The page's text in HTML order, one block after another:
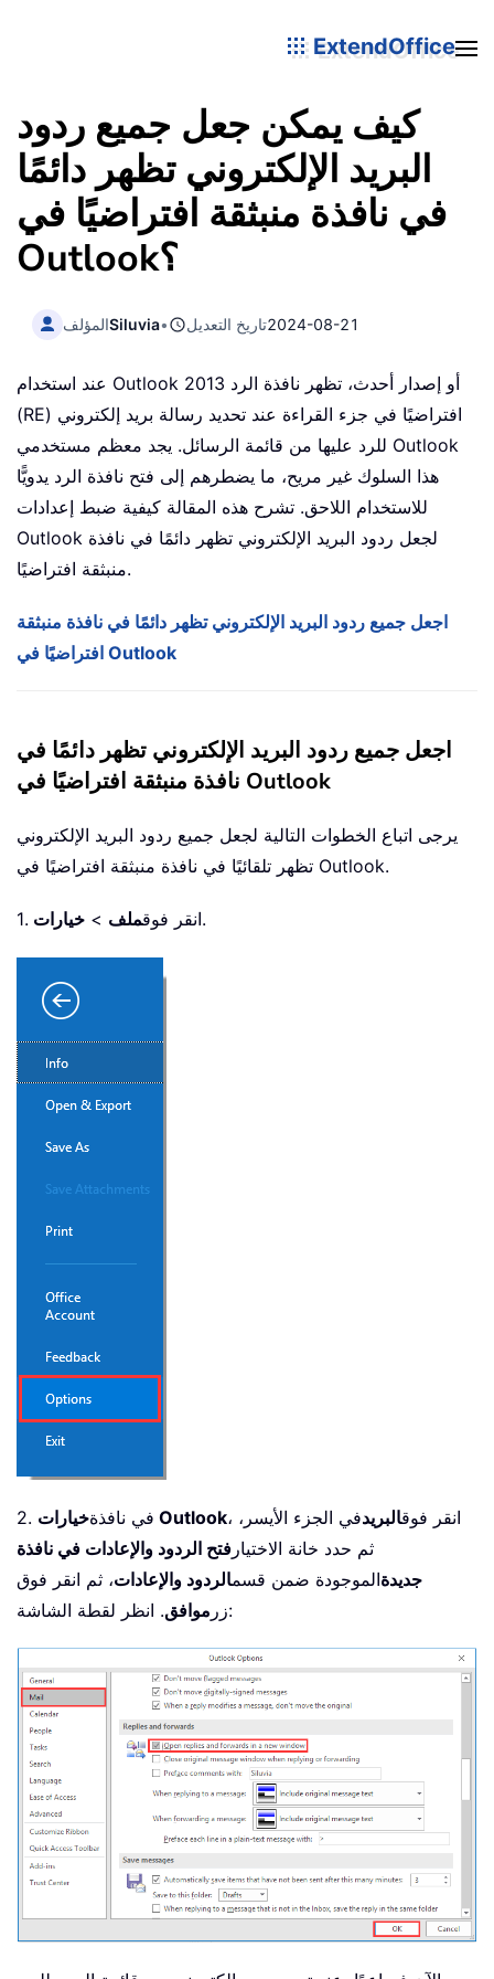
ExtendOffice
كيف يمكن جعل جميع ردود
البريد الإلكتروني تظهر دائمًا
في نافذة منبثقة افتراضيًا في
Outlook؟
المؤلفSiluvia• تاريخ التعديل2024-08-21
عند استخدام Outlook 2013 أو إصدار أحدث، تظهر نافذة الرد
(RE) افتراضيًا في جزء القراءة عند تحديد رسالة بريد إلكتروني
للرد عليها من قائمة الرسائل. يجد معظم مستخدمي Outlook
هذا السلوك غير مريح، ما يضطرهم إلى فتح نافذة الرد يدويًّا
للاستخدام اللاحق. تشرح هذه المقالة كيفية ضبط إعدادات
Outlook لجعل ردود البريد الإلكتروني تظهر دائمًا في نافذة
منبثقة افتراضيًا.
اجعل جميع ردود البريد الإلكتروني تظهر دائمًا في نافذة منبثقة
افتراضيًا في Outlook
اجعل جميع ردود البريد الإلكتروني تظهر دائمًا في
نافذة منبثقة افتراضيًا في Outlook
يرجى اتباع الخطوات التالية لجعل جميع ردود البريد الإلكتروني
تظهر تلقائيًا في نافذة منبثقة افتراضيًا في Outlook.
1. انقر فوقملف > خيارات .
2. في نافذة خيارات Outlook ، انقر فوقالبريدفي الجزء الأيسر،
ثم حدد خانة الاختيار فتح الردود والإعادات في نافذة
جديدةالموجودة ضمن قسمالردود والإعادات، ثم انقر فوق
زر موافق . انظر لقطة الشاشة: